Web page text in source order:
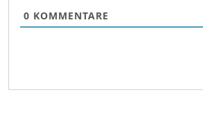
0 KOMMENTARE